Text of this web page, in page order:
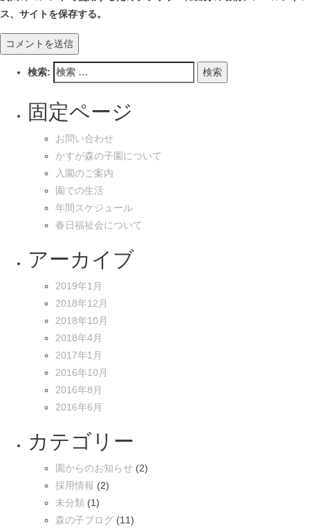
ス、サイトを保存する。
検索:
固定ページ
お問い合わせ
かすが森の子園について
入園のご案内
園での生活
年間スケジュール
春日福祉会について
アーカイブ
2019年1月
2018年12月
2018年10月
2018年4月
2017年1月
2016年10月
2016年8月
2016年6月
カテゴリー
園からのお知らせ (2)
採用情報 (2)
未分類 (1)
森の子ブログ (11)